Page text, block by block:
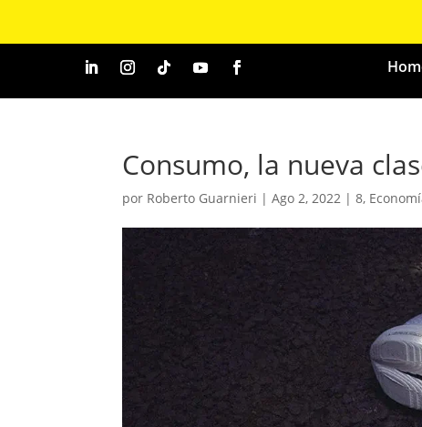
Consumo, la nueva
por Roberto Guarnieri |Ago 2, 2022 |8,